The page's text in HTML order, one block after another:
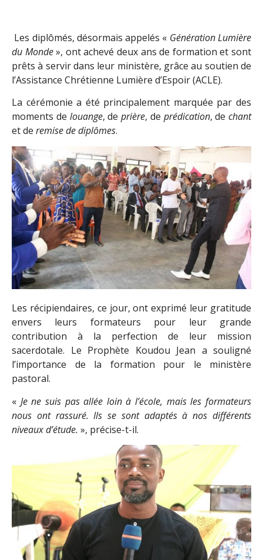
Les diplômés, désormais appelés « Génération Lumière
du Monde», ont achevé deux ans de formation et sont
prêts à servir dans leur ministère, grâce au soutien de
l’Assistance Chrétienne Lumière d’Espoir (ACLE).
La cérémonie a été principalement marquée par des
moments de louange, de prière, de prédication, de chant
et de remise de diplômes.
Les récipiendaires, ce jour, ont exprimé leur gratitude
envers leurs formateurs pour leur grande
contribution à la perfection de leur mission
sacerdotale. Le Prophète Koudou Jean a souligné
l’importance de la formation pour le ministère
pastoral.
« Je ne suis pas allée loin à l’école, mais les formateurs
nous ont rassuré. Ils se sont adaptés à nos différents
niveaux d’étude. », précise-t-il.